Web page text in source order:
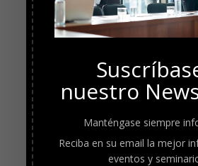
nuestro
Manténgase siempre
Reciba en su email la mejor
eventos y